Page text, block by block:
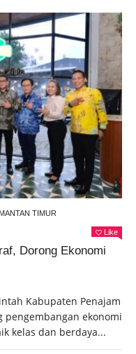
TIMUR
Like
Dorong Ekonomi
Kabupaten Penajam
pengembangan ekonomi
kelas dan berdaya...